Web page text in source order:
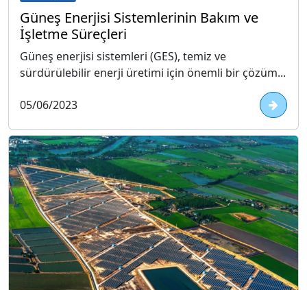
Güneş Enerjisi Sistemlerinin Bakım ve
İşletme Süreçleri
Güneş enerjisi sistemleri (GES), temiz ve
sürdürülebilir enerji üretimi için önemli bir çözüm...
05/06/2023